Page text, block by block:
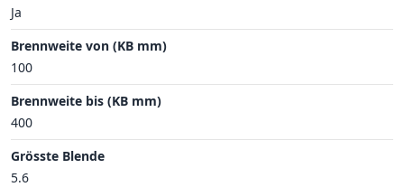
Ja
Brennweite von (KB mm)
100
Brennweite bis (KB mm)
400
Grösste Blende
5.6